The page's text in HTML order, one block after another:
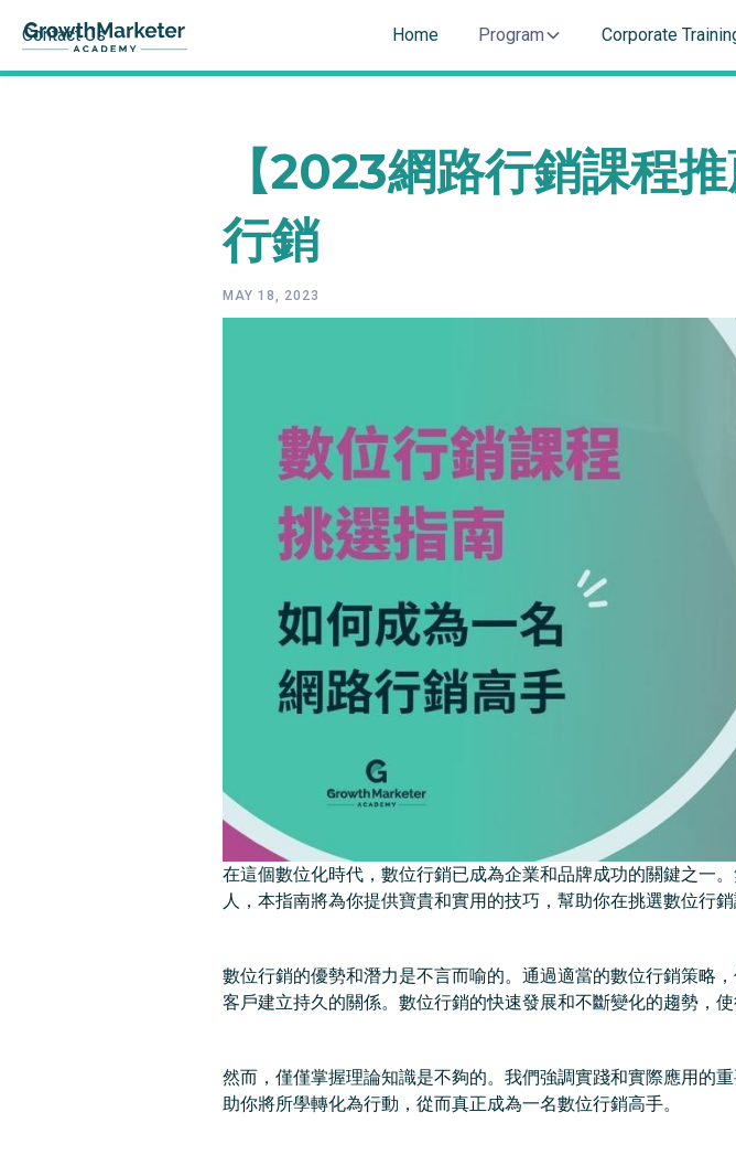
Home Program Corporate
Contact Us
【2023網路行銷課程
行銷
MAY 18, 2023
在這個數位化時代，數位行銷已成為企業和品牌成功的關鍵之一
人，本指南將為你提供寶貴和實用的技巧，幫助你在挑選數位行銷
數位行銷的優勢和潛力是不言而喻的。通過適當的數位行銷策略
客戶建立持久的關係。數位行銷的快速發展和不斷變化的趨勢，
然而，僅僅掌握理論知識是不夠的。我們強調實踐和實際應用的
助你將所學轉化為行動，從而真正成為一名數位行銷高手。